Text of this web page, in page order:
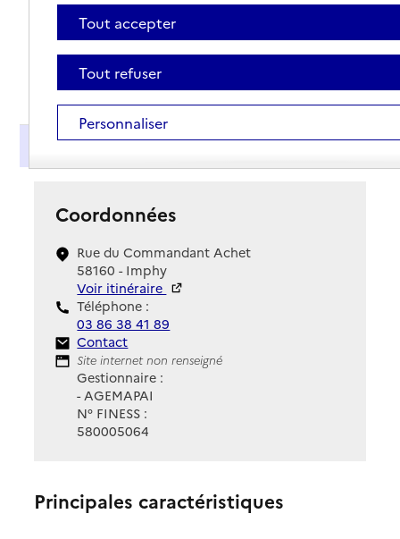
Présentation
Coordonnées
Rue du Commandant Achet
58160 - Imphy
Voir itinéraire
Téléphone :
03 86 38 41 89
Contact
Contact
Site Internet
Site internet non renseigné
Gestionnaire :
- AGEMAPAI
N° FINESS :
580005064
Principales caractéristiques
Tout accepter
Tout refuser
Personnaliser